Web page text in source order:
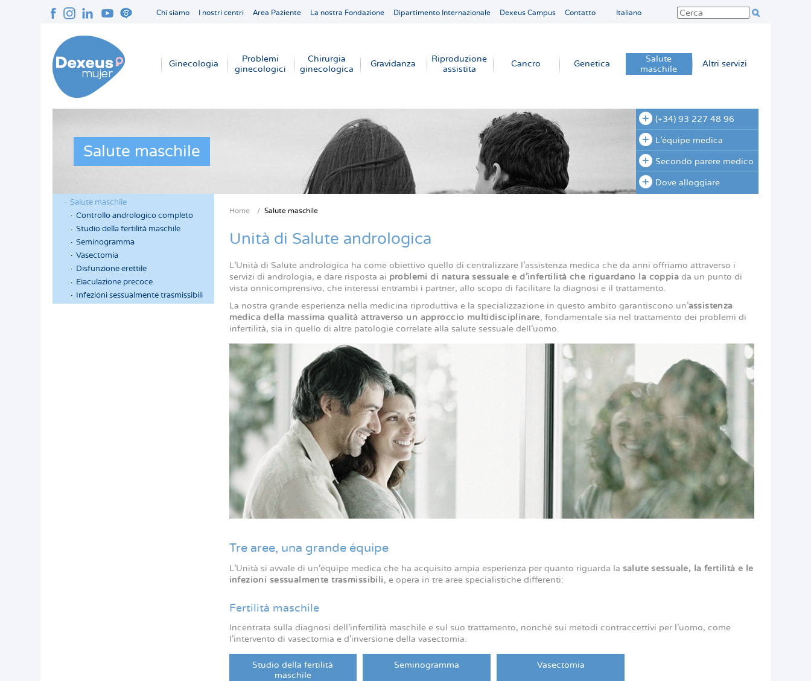
Chi siamo I nostri centri Area Paziente La nostra Fondazione Dipartimento Internazionale Dexeus Campus Contatto Italiano
Navegación
Ginecologia
Problemi
ginecologici
Chirurgia
ginecologica
Gravidanza
Riproduzione
assistita
Cancro Genetica
Salute
maschile
Altri servizi
Salute maschile
(+34) 93 227 48 96
L'équipe medica
Secondo parere medico
Dove alloggiare
Menú
lateral
cabecera
Menú
lateral
principal
Salute maschile
Controllo andrologico completo
Studio della fertilità maschile
Seminogramma
Vasectomia
Disfunzione erettile
Eiaculazione precoce
Infezioni sessualmente trasmissibili
di
Home Salute maschile
Unità di Salute andrologica
L’Unità di Salute andrologica ha come obiettivo quello di centralizzare l’assistenza medica che da anni offriamo attraverso i
servizi di andrologia, e dare risposta ai problemi di natura sessuale e d’infertilità che riguardano la coppiada un punto di
vista onnicomprensivo, che interessi entrambi i partner, allo scopo di facilitare la diagnosi e il trattamento.
La nostra grande esperienza nella medicina riproduttiva e la specializzazione in questo ambito garantiscono un’assistenza
medica della massima qualità attraverso un approccio multidisciplinare, fondamentale sia nel trattamento dei problemi di
infertilità, sia in quello di altre patologie correlate alla salute sessuale dell’uomo.
Tre aree, una grande équipe
L’Unità si avvale di un’équipe medica che ha acquisito ampia esperienza per quanto riguarda la salute sessuale, la fertilità e le
infezioni sessualmente trasmissibili, e opera in tre aree specialistiche differenti:
Fertilità maschile
Incentrata sulla diagnosi dell’infertilità maschile e sul suo trattamento, nonché sui metodi contraccettivi per l’uomo, come
l’intervento di vasectomia e d’inversione della vasectomia.
Studio della fertilità
maschile
Seminogramma Vasectomia